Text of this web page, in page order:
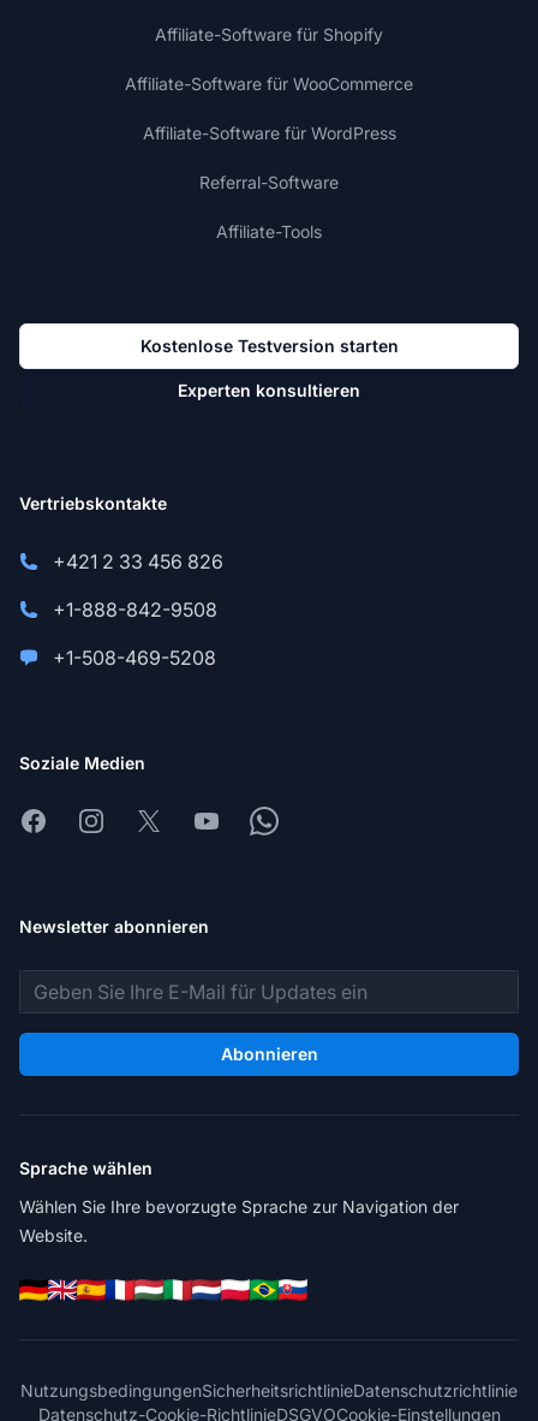
Affiliate-Software für Shopify
Affiliate-Software für WooCommerce
Affiliate-Software für WordPress
Referral-Software
Affiliate-Tools
Kostenlose Testversion starten
Experten konsultieren
Vertriebskontakte
+421 2 33 456 826
+1-888-842-9508
+1-508-469-5208
Soziale Medien
FacebookInstagram
X YoutubeWhatsapp
Newsletter abonnieren
E-Mail-Adresse
Abonnieren
Sprache wählen
Wählen Sie Ihre bevorzugte Sprache zur Navigation der
Website.
NutzungsbedingungenSicherheitsrichtlinieDatenschutzrichtlinie
Datenschutz-Cookie-RichtlinieDSGVOCookie-Einstellungen